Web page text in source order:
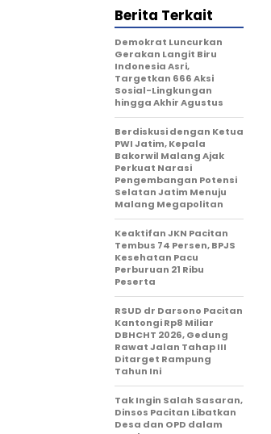
Berita Terkait
Demokrat Luncurkan
Gerakan Langit Biru
Indonesia Asri,
Targetkan 666 Aksi
Sosial-Lingkungan
hingga Akhir Agustus
Berdiskusi dengan Ketua
PWI Jatim, Kepala
Bakorwil Malang Ajak
Perkuat Narasi
Pengembangan Potensi
Selatan Jatim Menuju
Malang Megapolitan
Keaktifan JKN Pacitan
Tembus 74 Persen, BPJS
Kesehatan Pacu
Perburuan 21 Ribu
Peserta
RSUD dr Darsono Pacitan
Kantongi Rp8 Miliar
DBHCHT 2026, Gedung
Rawat Jalan Tahap III
Ditarget Rampung
Tahun Ini
Tak Ingin Salah Sasaran,
Dinsos Pacitan Libatkan
Desa dan OPD dalam